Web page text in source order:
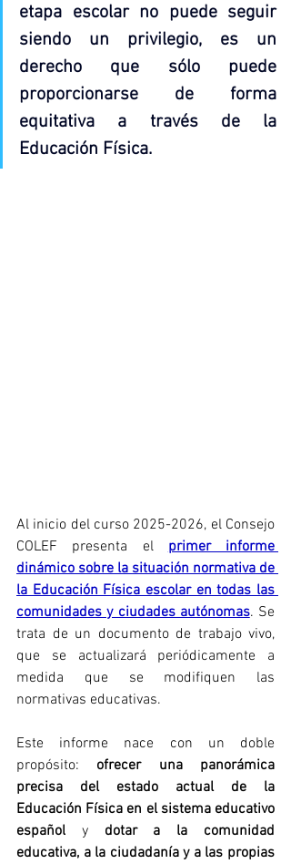
etapa escolar no puede seguir
siendo un privilegio, es un
derecho que sólo puede
proporcionarse de forma
equitativa a través de la
Educación Física.
Al inicio del curso 2025-2026, el Consejo
COLEF presenta el primer informe
dinámico sobre la situación normativa de
la Educación Física escolar en todas las
comunidades y ciudades autónomas. Se
trata de un documento de trabajo vivo,
que se actualizará periódicamente a
medida que se modifiquen las
normativas educativas.
Este informe nace con un doble
propósito: ofrecer una panorámica
precisa del estado actual de la
Educación Física en el sistema educativo
español y dotar a la comunidad
educativa, a la ciudadanía y a las propias